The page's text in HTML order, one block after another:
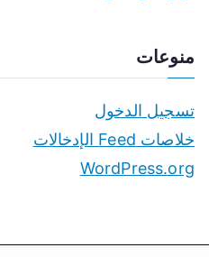
منوعات
تسجيل الدخول
خلاصات Feed الإدخالات
WordPress.org